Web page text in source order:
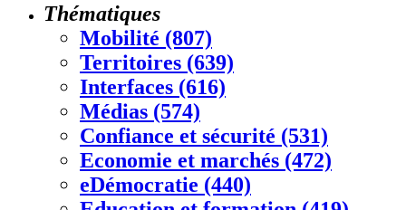
Thématiques
Mobilité (807)
Territoires (639)
Interfaces (616)
Médias (574)
Confiance et sécurité (531)
Economie et marchés (472)
eDémocratie (440)